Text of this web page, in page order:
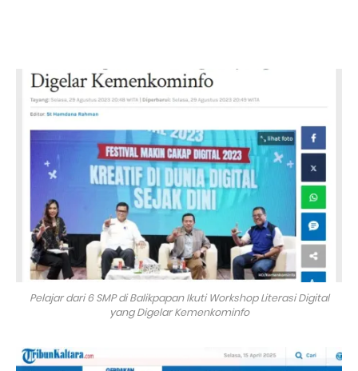
Pelajar dari 6 SMP di Balikpapan Ikuti Workshop Literasi Digital
yang Digelar Kemenkominfo